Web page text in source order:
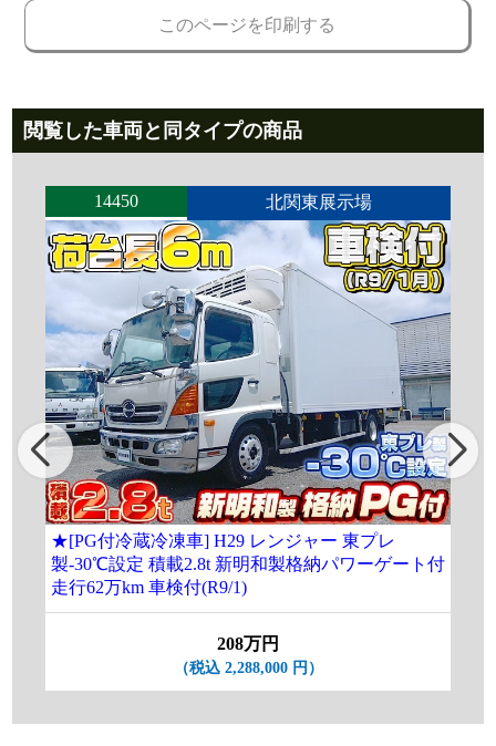
このページを印刷する
閲覧した車両と同タイプの商品
14450 北関東展示場
★[PG付冷蔵冷凍車] H29 レンジャー 東プレ
製-30℃設定 積載2.8t 新明和製格納パワーゲート付
走行62万km 車検付(R9/1)
208万円
（税込 2,288,000 円）